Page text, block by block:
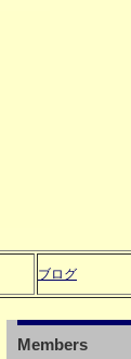
ブログ
Members